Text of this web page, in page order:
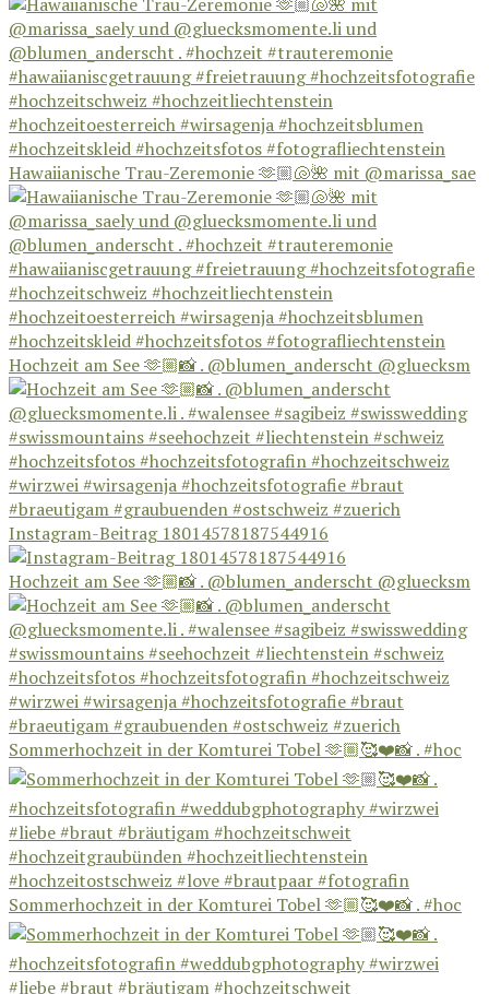
Hawaiianische Trau-Zeremonie 🫶🏼🐚🌺 mit @marissa_sae
Hochzeit am See 🫶🏼📸 . @blumen_anderscht @gluecksm
Instagram-Beitrag 18014578187544916
Hochzeit am See 🫶🏼📸 . @blumen_anderscht @gluecksm
Sommerhochzeit in der Komturei Tobel 🫶🏼🥰❤️📸 . #hoc
Sommerhochzeit in der Komturei Tobel 🫶🏼🥰❤️📸 . #hoc